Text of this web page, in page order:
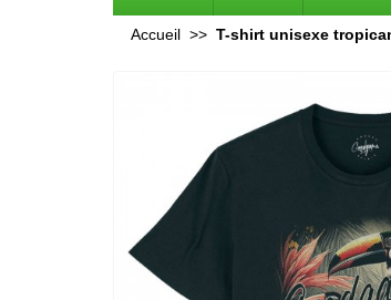
Accueil T-shirt unisexe